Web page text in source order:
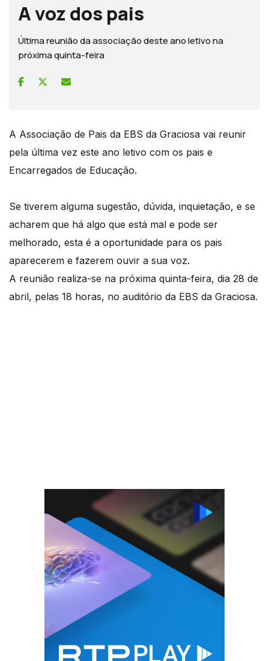
A voz dos pais
Última reunião da associação deste ano letivo na
próxima quinta-feira
A Associação de Pais da EBS da Graciosa vai reunir
pela última vez este ano letivo com os pais e
Encarregados de Educação.
Se tiverem alguma sugestão, dúvida, inquietação, e se
acharem que há algo que está mal e pode ser
melhorado, esta é a oportunidade para os pais
aparecerem e fazerem ouvir a sua voz.
A reunião realiza-se na próxima quinta-feira, dia 28 de
abril, pelas 18 horas, no auditório da EBS da Graciosa.